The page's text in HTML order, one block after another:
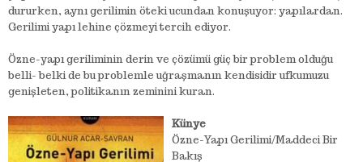
dururken, aynı gerilimin öteki ucundan konuşuyor: yapılardan.
Gerilimi yapı lehine çözmeyi tercih ediyor.
Özne-yapı geriliminin derin ve çözümü güç bir problem olduğu
belli- belki de bu problemle uğraşmanın kendisidir ufkumuzu
genişleten, politikanın zeminini kuran.
Künye
Özne-Yapı Gerilimi/Maddeci Bir
Bakış